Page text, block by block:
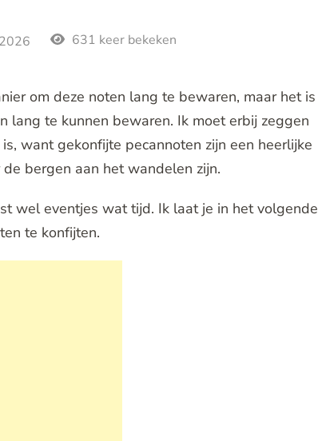
631 keer bekeken
om deze noten lang te bewaren, maar het is
lang te kunnen bewaren. Ik moet erbij zeggen
want gekonfijte pecannoten zijn een heerlijke
bergen aan het wandelen zijn.
wel eventjes wat tijd. Ik laat je in het volgende
te konfijten.